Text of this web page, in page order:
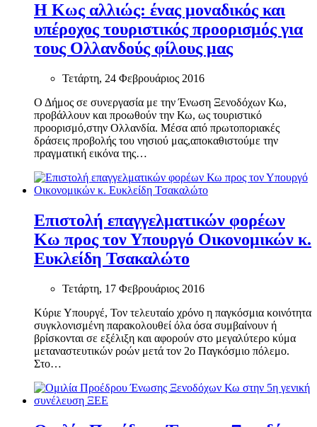
Η Κως αλλιώς: ένας μοναδικός και
υπέροχος τουριστικός προορισμός για
τους Ολλανδούς φίλους μας
Τετάρτη, 24 Φεβρουάριος 2016
Ο Δήμος σε συνεργασία με την Ένωση Ξενοδόχων Κω,
προβάλλουν και προωθούν την Κω, ως τουριστικό
προορισμό,στην Ολλανδία. Μέσα από πρωτοποριακές
δράσεις προβολής του νησιού μας,αποκαθιστούμε την
πραγματική εικόνα της…
Επιστολή επαγγελματικών φορέων
Κω προς τον Υπουργό Οικονομικών κ.
Ευκλείδη Τσακαλώτο
Τετάρτη, 17 Φεβρουάριος 2016
Κύριε Υπουργέ, Τον τελευταίο χρόνο η παγκόσμια κοινότητα
συγκλονισμένη παρακολουθεί όλα όσα συμβαίνουν ή
βρίσκονται σε εξέλιξη και αφορούν στο μεγαλύτερο κύμα
μεταναστευτικών ροών μετά τον 2ο Παγκόσμιο πόλεμο.
Στο…